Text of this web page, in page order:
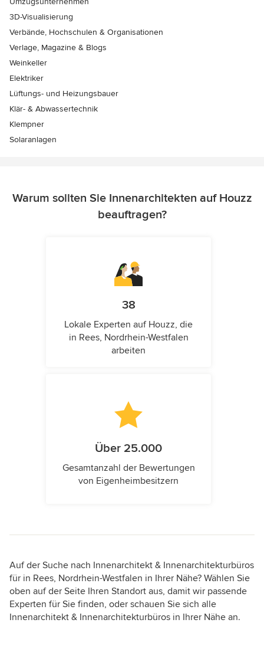
3D-Visualisierung
Verbände, Hochschulen & Organisationen
Verlage, Magazine & Blogs
Weinkeller
Elektriker
Lüftungs- und Heizungsbauer
Klär- & Abwassertechnik
Klempner
Solaranlagen
Warum sollten Sie Innenarchitekten auf Houzz
beauftragen?
38
Lokale Experten auf Houzz, die
in Rees, Nordrhein-Westfalen
arbeiten
Über 25.000
Gesamtanzahl der Bewertungen
von Eigenheimbesitzern
Auf der Suche nach Innenarchitekt & Innenarchitekturbüros
für in Rees, Nordrhein-Westfalen in Ihrer Nähe? Wählen Sie
oben auf der Seite Ihren Standort aus, damit wir passende
Experten für Sie finden, oder schauen Sie sich alle
Innenarchitekt & Innenarchitekturbüros in Ihrer Nähe an.